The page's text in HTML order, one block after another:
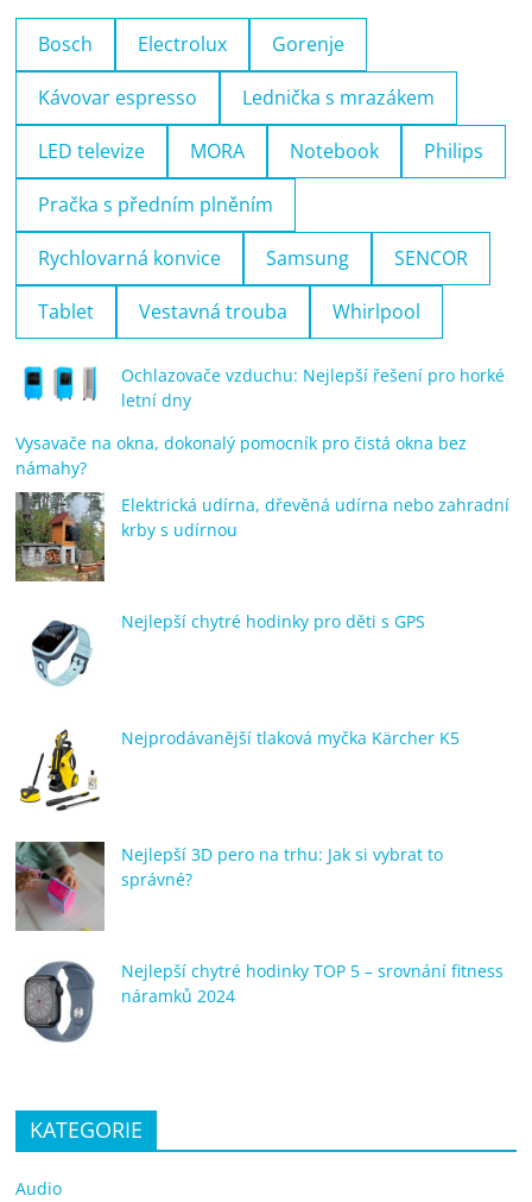
Bosch Electrolux Gorenje
Kávovar espresso Lednička s mrazákem
LED televize MORA Notebook Philips
Pračka s předním plněním
Rychlovarná konvice Samsung SENCOR
Tablet Vestavná trouba Whirlpool
Ochlazovače vzduchu: Nejlepší řešení pro horké
letní dny
Vysavače na okna, dokonalý pomocník pro čistá okna bez
námahy?
Elektrická udírna, dřevěná udírna nebo zahradní
krby s udírnou
Nejlepší chytré hodinky pro děti s GPS
Nejprodávanější tlaková myčka Kärcher K5
Nejlepší 3D pero na trhu: Jak si vybrat to
správné?
Nejlepší chytré hodinky TOP 5 – srovnání fitness
náramků 2024
KATEGORIE
Audio